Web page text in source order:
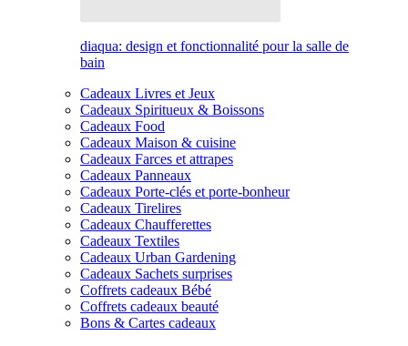
diaqua: design et fonctionnalité pour la salle de
bain
Cadeaux Livres et Jeux
Cadeaux Spiritueux & Boissons
Cadeaux Food
Cadeaux Maison & cuisine
Cadeaux Farces et attrapes
Cadeaux Panneaux
Cadeaux Porte-clés et porte-bonheur
Cadeaux Tirelires
Cadeaux Chaufferettes
Cadeaux Textiles
Cadeaux Urban Gardening
Cadeaux Sachets surprises
Coffrets cadeaux Bébé
Coffrets cadeaux beauté
Bons & Cartes cadeaux